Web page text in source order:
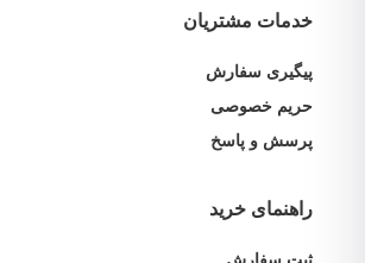
خدمات مشتریان
پیگیری سفارش
حریم خصوصی
پرسش و پاسخ
راهنمای خرید